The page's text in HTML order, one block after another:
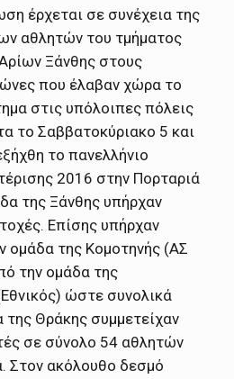
έρχεται σε συνέχεια της
αθλητών του τμήματος
Ξάνθης στους
που έλαβαν χώρα το
στις υπόλοιπες πόλεις
το Σαββατοκύριακο 5 και
το πανελλήνιο
2016 στην Πορταριά
της Ξάνθης υπήρχαν
Επίσης υπήρχαν
ομάδα της Κομοτηνής (ΑΣ
την ομάδα της
ώστε συνολικά
της Θράκης συμμετείχαν
σε σύνολο 54 αθλητών
Στον ακόλουθο δεσμό